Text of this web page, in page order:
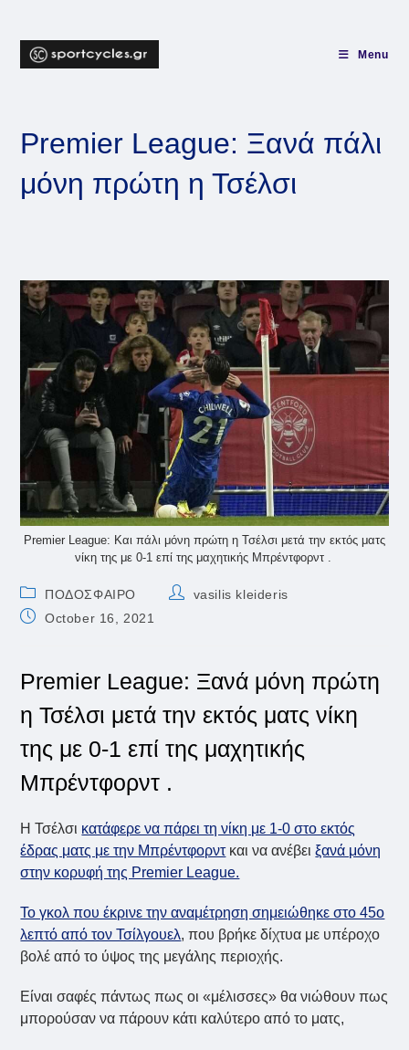
content
Menu
Premier League: Ξανά πάλι
μόνη πρώτη η Τσέλσι
Premier League: Και πάλι μόνη πρώτη η Τσέλσι μετά την εκτός ματς
νίκη της με 0-1 επί της μαχητικής Μπρέντφορντ .
Post
category:
ΠΟΔΟΣΦΑΙΡΟ
Postvasilis kleideris
PostOctober 16, 2021
Premier League: Ξανά μόνη πρώτη
η Τσέλσι μετά την εκτός ματς νίκη
της με 0-1 επί της μαχητικής
Μπρέντφορντ .
Η Τσέλσι κατάφερε να πάρει τη νίκη με 1-0 στο εκτός
έδρας ματς με την Μπρέντφορντκαι να ανέβειξανά μόνη
στην κορυφή της Premier League.
Το γκολ που έκρινε την αναμέτρηση σημειώθηκε στο 45ο
λεπτό από τον Τσίλγουελ, που βρήκε δίχτυα με υπέροχο
βολέ από το ύψος της μεγάλης περιοχής.
Είναι σαφές πάντως πως οι «μέλισσες» θα νιώθουν πως
μπορούσαν να πάρουν κάτι καλύτερο από το ματς,